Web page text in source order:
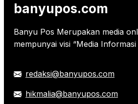
banyupos.com
Banyu Pos Merupakan media
mempunyai visi “Media Informasi
redaksi@banyupos.com
hikmalia@banyupos.com